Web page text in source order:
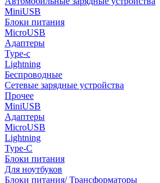
MiniUSB
Блоки питания
MicroUSB
Адаптеры
Type-c
Lightning
Беспроводные
Сетевые зарядные устройства
Прочее
MiniUSB
Адаптеры
MicroUSB
Lightning
Type-C
Блоки питания
Для ноутбуков
Блоки питания/ Трансформаторы